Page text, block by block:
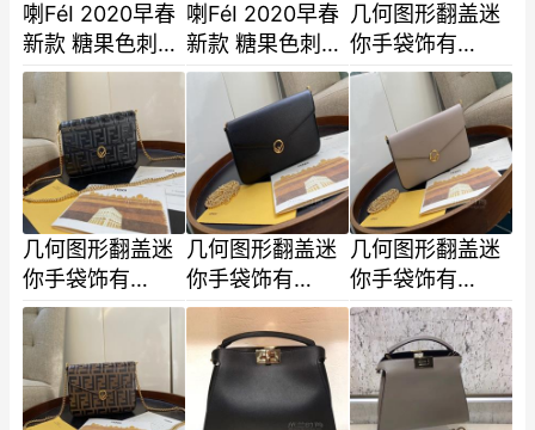
喇FéI 2020早春
新款 糖果色刺绣
FF LOGO肩带
83333B38 尺寸
90cm
喇FéI 2020早春
新款 糖果色刺绣
FF LOGO水桶包
小水桶的容量绝
几何图形翻盖迷
你手袋饰有
Fendi徽标按扣
开合配两个可拆
式内袋
几何图形翻盖迷
你手袋饰有
Fendi徽标 按扣
开合 配两个可拆
式内袋-4
几何图形翻盖迷
你手袋饰有
Fendi徽标 按扣
开合 配两个可拆
式内袋-3
几何图形翻盖迷
你手袋饰有
Fendi徽标 按扣
开合 配两个可拆
式内袋-2